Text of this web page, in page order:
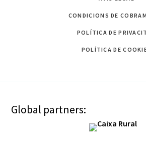
CONDICIONS DE
POLÍTICA DE
POLÍTICA DE
Global partners: